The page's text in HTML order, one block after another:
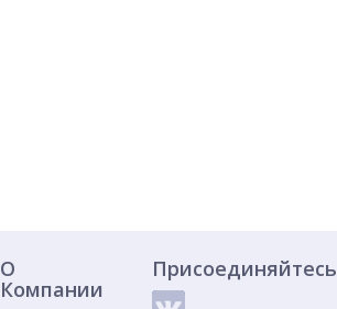
О
Компании
Присоединяйтесь